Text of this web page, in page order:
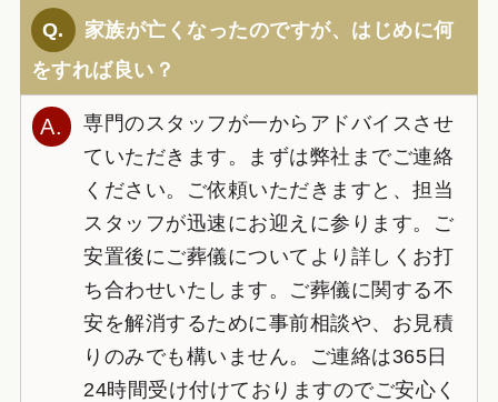
家族が亡くなったのですが、はじめに何
をすれば良い？
専門のスタッフが一からアドバイスさせ
ていただきます。まずは弊社までご連絡
ください。ご依頼いただきますと、担当
スタッフが迅速にお迎えに参ります。ご
安置後にご葬儀についてより詳しくお打
ち合わせいたします。ご葬儀に関する不
安を解消するために事前相談や、お見積
りのみでも構いません。ご連絡は365日
24時間受け付けておりますのでご安心く